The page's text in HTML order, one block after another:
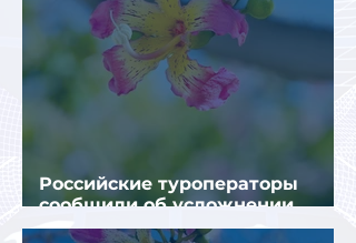
Российские туроператоры
сообщили об усложнении
получения виз в Грецию